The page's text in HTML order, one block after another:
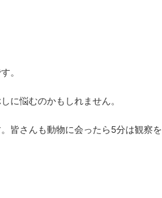
。
に悩むのかもしれません。
皆さんも動物に会ったら5分は観察を